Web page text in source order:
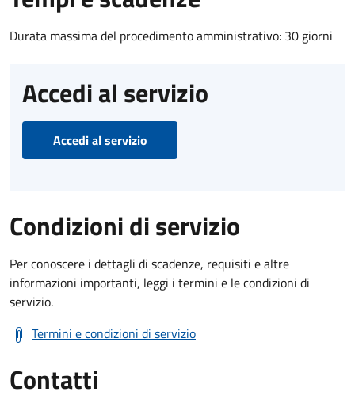
Durata massima del procedimento amministrativo: 30 giorni
Accedi al servizio
Accedi al servizio
Condizioni di servizio
Per conoscere i dettagli di scadenze, requisiti e altre
informazioni importanti, leggi i termini e le condizioni di
servizio.
Termini e condizioni di servizio
Contatti